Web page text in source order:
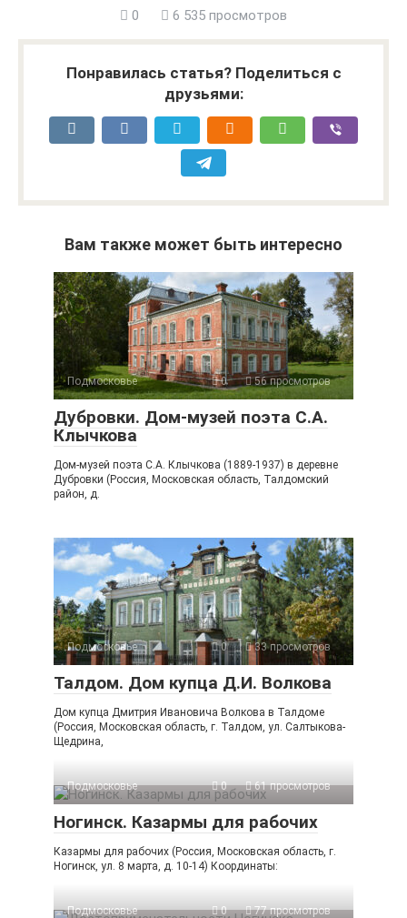
0 6 535 просмотров
Понравилась статья? Поделиться с
друзьями:
Вам также может быть интересно
Подмосковье 0 56 просмотров
Дубровки. Дом-музей поэта С.А.
Клычкова
Дом-музей поэта С.А. Клычкова (1889-1937) в деревне
Дубровки (Россия, Московская область, Талдомский
район, д.
Подмосковье 0 33 просмотров
Талдом. Дом купца Д.И. Волкова
Дом купца Дмитрия Ивановича Волкова в Талдоме
(Россия, Московская область, г. Талдом, ул. Салтыкова-
Щедрина,
Подмосковье 0 61 просмотров
Ногинск. Казармы для рабочих
Казармы для рабочих (Россия, Московская область, г.
Ногинск, ул. 8 марта, д. 10-14) Координаты:
Подмосковье 0 77 просмотров